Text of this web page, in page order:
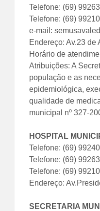
Telefone: (69)
Telefone: (69)
e-mail:
Endereço: Av.23 de
Horário de
Atribuições: A
população e as
epidemiológica,
qualidade de
municipal nº 327-
HOSPITAL
Telefone: (69)
Telefone: (69)
Telefone: (69)
Endereço:
SECRETARIA